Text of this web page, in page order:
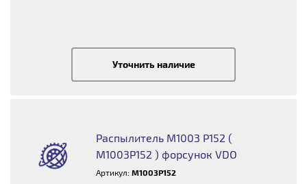
Уточнить наличие
Распылитель M1003 P152 (
M1003P152 ) форсунок VDO
Артикул:M1003P152